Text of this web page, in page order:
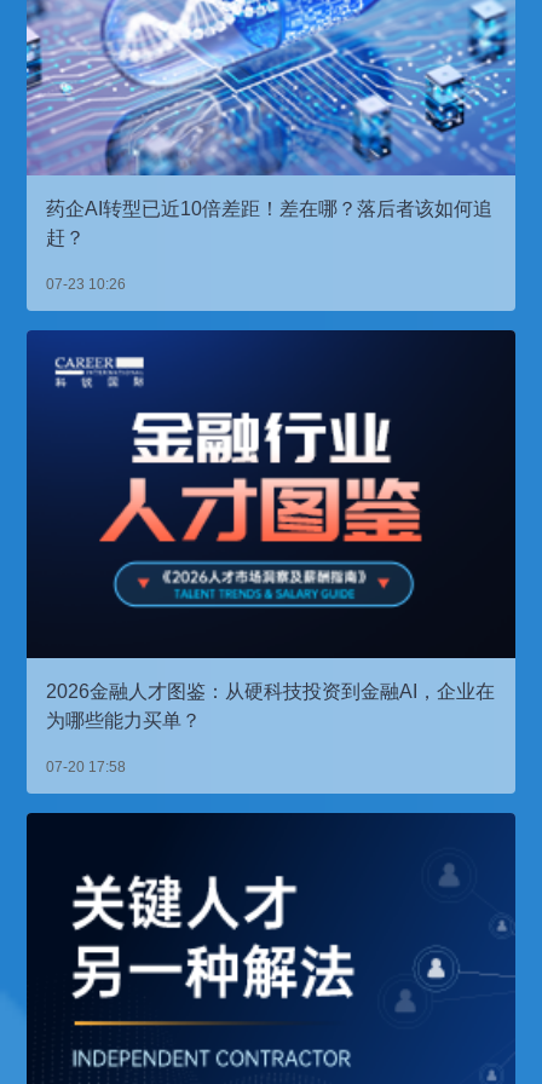
药企AI转型已近10倍差距！差在哪？落后者该如何追
赶？
07-23 10:26
2026金融人才图鉴：从硬科技投资到金融AI，企业在
为哪些能力买单？
07-20 17:58